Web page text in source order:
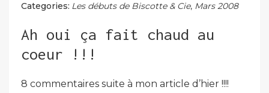
Categories: Les débuts de Biscotte & Cie, Mars 2008
Ah oui ça fait chaud au
coeur !!!
8 commentaires suite à mon article d’hier !!!!